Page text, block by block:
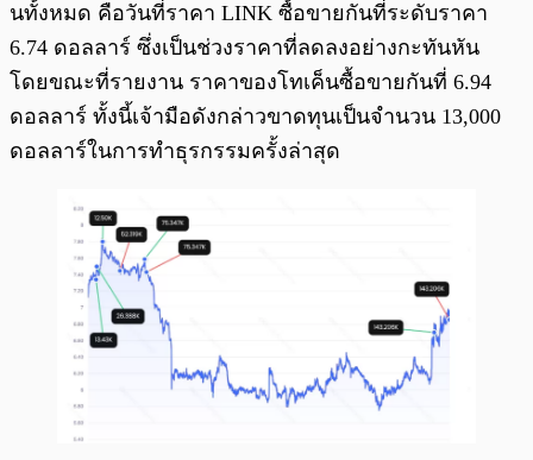
นทั้งหมด คือวันที่ราคา LINK ซื้อขายกันที่ระดับราคา
6.74 ดอลลาร์ ซึ่งเป็นช่วงราคาที่ลดลงอย่างกะทันหัน
โดยขณะที่รายงาน ราคาของโทเค็นซื้อขายกันที่ 6.94
ดอลลาร์ ทั้งนี้เจ้ามือดังกล่าวขาดทุนเป็นจำนวน 13,000
ดอลลาร์ในการทำธุรกรรมครั้งล่าสุด